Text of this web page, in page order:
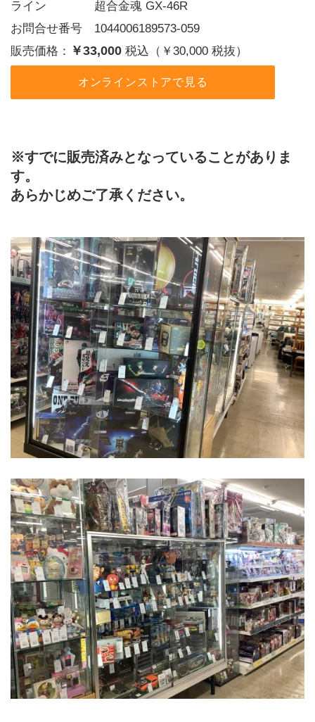
ライン    超合金魂 GX-46R
お問合せ番号 1044006189573-059
販売価格： ￥33,000 税込（￥30,000 税抜）
オンラインストアで見る
※すでに販売済みとなっていることがありま
す。
あらかじめご了承ください。